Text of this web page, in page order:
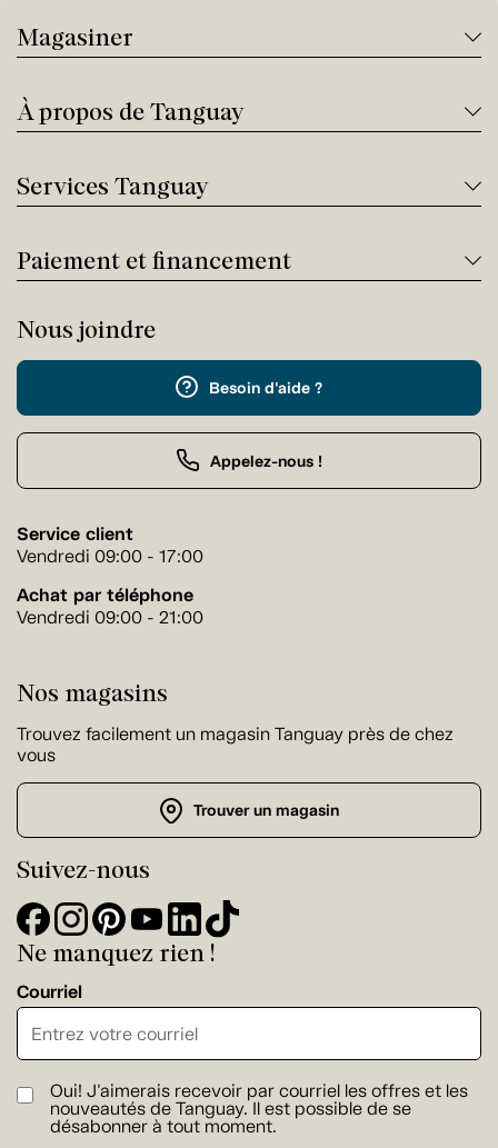
Magasiner
À propos de Tanguay
Services Tanguay
Paiement et financement
Nous joindre
Besoin d'aide ?
Appelez-nous !
Service client
Vendredi 09:00 - 17:00
Achat par téléphone
Vendredi 09:00 - 21:00
Nos magasins
Trouvez facilement un magasin Tanguay près de chez
vous
Trouver un magasin
Suivez-nous
Ne manquez rien !
Courriel
Oui! J'aimerais recevoir par courriel les offres et les
nouveautés de Tanguay. Il est possible de se
désabonner à tout moment.